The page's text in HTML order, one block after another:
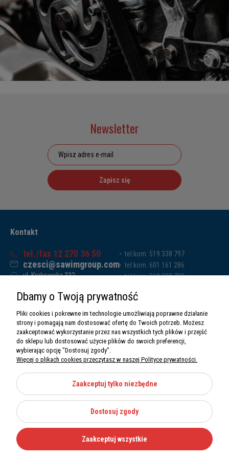
Newsletter
Zapisz się
Kontakt
tel./fax 12 270 36 50
czesci@sawimgroup.com
ul. Krakowska 332,
Sawim Group Mariusz Zdyb sp. k.
NIP: 5130284470
REGON: 5246591010
tel.kom. 519 338 797
tel.kom. 601 161 286
tel.kom. 519 338 793
O nas
Informacje
Moje konto
Kategorie
Dbamy o Twoją prywatność
Pliki cookies i pokrewne im technologie umożliwiają poprawne działanie
strony i pomagają nam dostosować ofertę do Twoich potrzeb. Możesz
zaakceptować wykorzystanie przez nas wszystkich tych plików i przejść
do sklepu lub dostosować użycie plików do swoich preferencji,
wybierając opcję "Dostosuj zgody".
Więcej o plikach cookies przeczytasz w naszej Polityce prywatności.
Zaakceptuj tylko niezbędne
Dostosuj zgody
Zaakceptuj wszystkie